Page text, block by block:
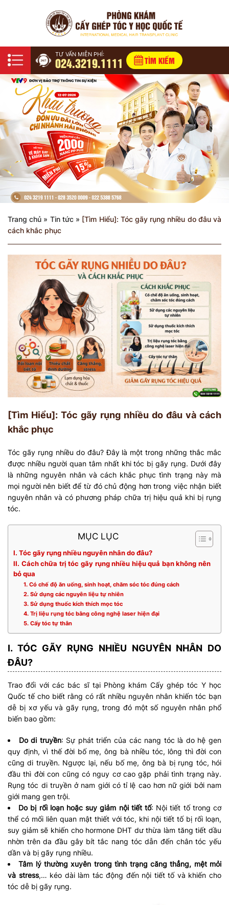
TƯ VẤN MIỄN PHÍ:
024.3219.1111 TÌM KIẾM
Trang chủ » Tin tức» [Tìm Hiểu]: Tóc gãy rụng nhiều do đâu và
cách khắc phục
[Tìm Hiểu]: Tóc gãy rụng nhiều do đâu và cách
khắc phục
Tóc gãy rụng nhiều do đâu? Đây là một trong những thắc mắc
được nhiều người quan tâm nhất khi tóc bị gãy rụng. Dưới đây
là những nguyên nhân và cách khắc phục tình trạng này mà
mọi người nên biết để từ đó chủ động hơn trong việc nhận biết
nguyên nhân và có phương pháp chữa trị hiệu quả khi bị rụng
tóc.
MỤC LỤC
I. Tóc gãy rụng nhiều nguyên nhân do đâu?
II. Cách chữa trị tóc gãy rụng nhiều hiệu quả bạn không nên
bỏ qua
1. Có chế độ ăn uống, sinh hoạt, chăm sóc tóc đúng cách
2. Sử dụng các nguyên liệu tự nhiên
3. Sử dụng thuốc kích thích mọc tóc
4. Trị liệu rụng tóc bằng công nghệ laser hiện đại
5. Cấy tóc tự thân
I. TÓC GÃY RỤNG NHIỀU NGUYÊN NHÂN DO
ĐÂU?
Trao đổi với các bác sĩ tại Phòng khám Cấy ghép tóc Y học
Quốc tế cho biết rằng có rất nhiều nguyên nhân khiến tóc bạn
dễ bị xơ yếu và gãy rụng, trong đó một số nguyên nhân phổ
biến bao gồm:
Do di truyền: Sự phát triển của các nang tóc là do hệ gen
quy định, vì thế đời bố mẹ, ông bà nhiều tóc, lông thì đời con
cũng di truyền. Ngược lại, nếu bố mẹ, ông bà bị rụng tóc, hói
đầu thì đời con cũng có nguy cơ cao gặp phải tình trạng này.
Rụng tóc di truyền ở nam giới có tỉ lệ cao hơn nữ giới bởi nam
giới mang gen trội.
Do bị rối loạn hoặc suy giảm nội tiết tố: Nội tiết tố trong cơ
thể có mối liên quan mật thiết với tóc, khi nội tiết tố bị rối loạn,
suy giảm sẽ khiến cho hormone DHT dư thừa làm tăng tiết dầu
nhờn trên da đầu gây bít tắc nang tóc dẫn đến chân tóc yếu
dần và bị gãy rụng nhiều.
Tâm lý thường xuyên trong tình trạng căng thẳng, mệt mỏi
và stress,… kéo dài làm tác động đến nội tiết tố và khiến cho
tóc dễ bị gãy rụng.